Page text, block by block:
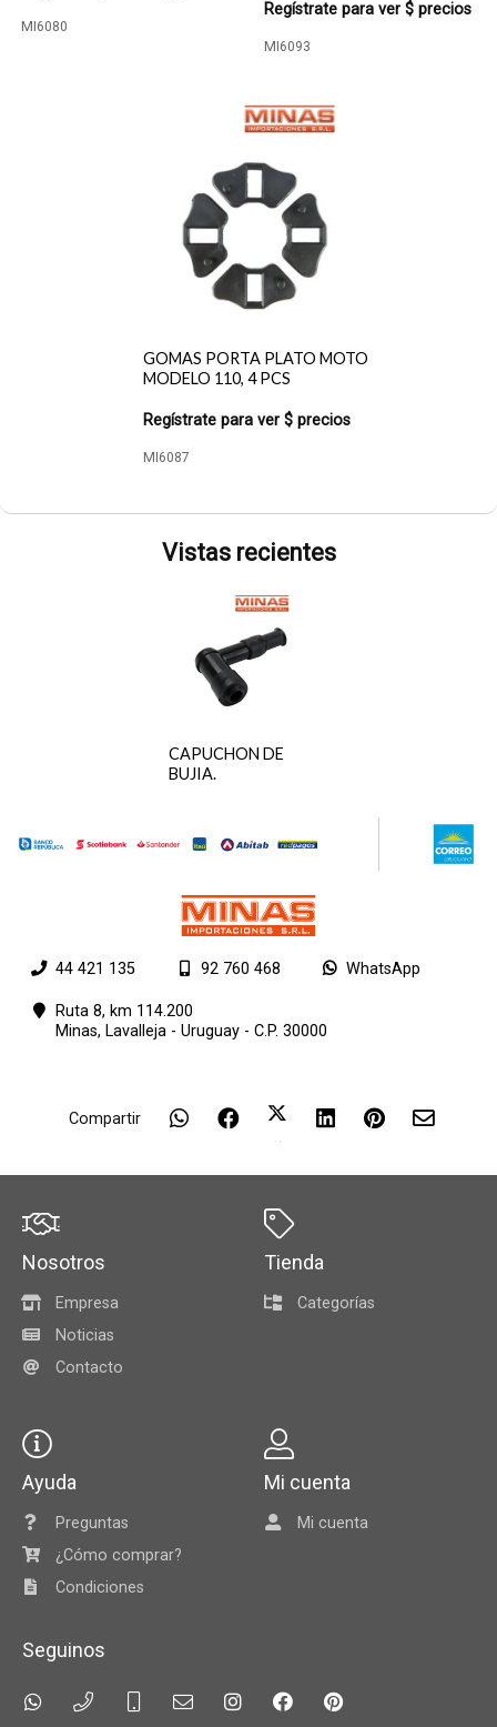
MI6080
Regístrate para ver $ precios
MI6093
GOMAS PORTA PLATO MOTO
MODELO 110, 4 PCS
Regístrate para ver $ precios
MI6087
Vistas recientes
CAPUCHON DE
BUJIA.
44 421 135 92 760 468 WhatsApp
Ruta 8, km 114.200
Minas, Lavalleja - Uruguay - C.P. 30000
Compartir
Nosotros
Empresa
Noticias
Contacto
Tienda
Categorías
Ayuda
Preguntas
¿Cómo comprar?
Condiciones
Mi cuenta
Mi cuenta
Seguinos